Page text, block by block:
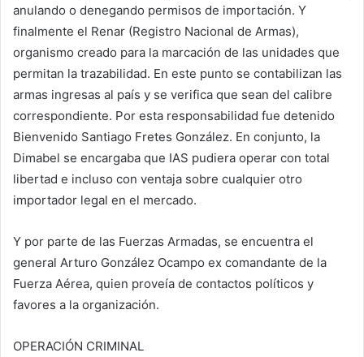
anulando o denegando permisos de importación. Y
finalmente el Renar (Registro Nacional de Armas),
organismo creado para la marcación de las unidades que
permitan la trazabilidad. En este punto se contabilizan las
armas ingresas al país y se verifica que sean del calibre
correspondiente. Por esta responsabilidad fue detenido
Bienvenido Santiago Fretes González. En conjunto, la
Dimabel se encargaba que IAS pudiera operar con total
libertad e incluso con ventaja sobre cualquier otro
importador legal en el mercado.
Y por parte de las Fuerzas Armadas, se encuentra el
general Arturo González Ocampo ex comandante de la
Fuerza Aérea, quien proveía de contactos políticos y
favores a la organización.
OPERACIÓN CRIMINAL